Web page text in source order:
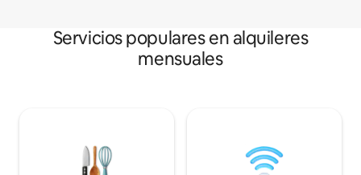
Servicios populares en alquileres
mensuales